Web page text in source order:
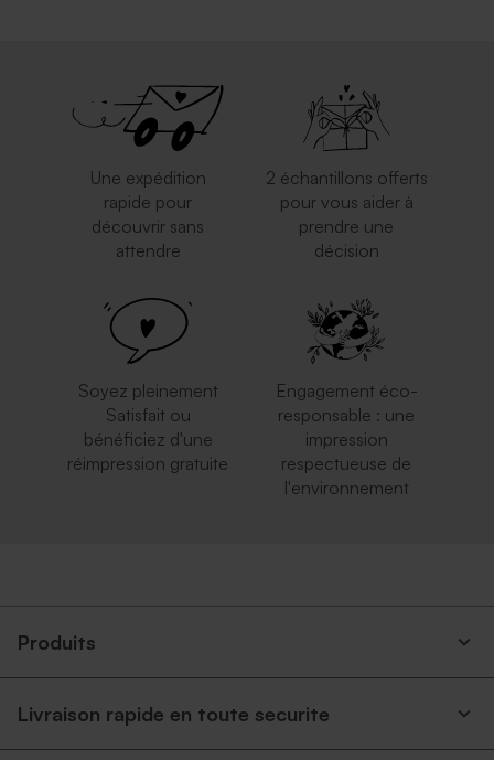
Une expédition
rapide pour
découvrir sans
attendre
2 échantillons offerts
pour vous aider à
prendre une
décision
Soyez pleinement
Satisfait ou
bénéficiez d'une
réimpression gratuite
Engagement éco-
responsable : une
impression
respectueuse de
l'environnement
Produits
Livraison rapide en toute securite